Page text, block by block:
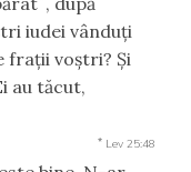
iudei vânduţi
fraţii voştri? Şi
au tăcut,
* Lev 25:48